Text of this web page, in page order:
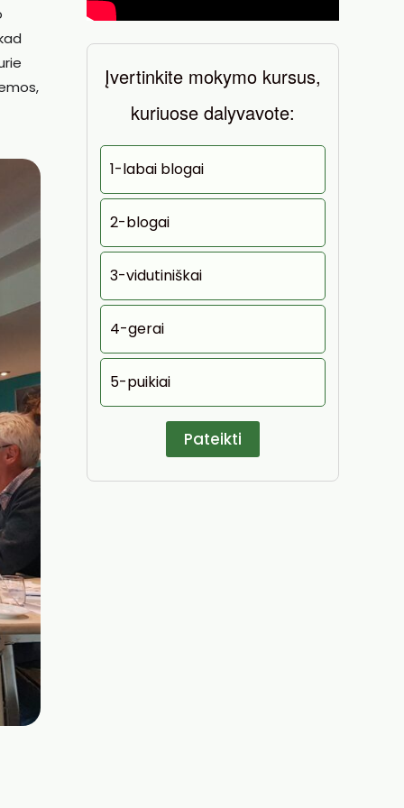
Įvertinkite mokymo kursus,
kuriuose dalyvavote:
1-labai blogai
2-blogai
3-vidutiniškai
4-gerai
5-puikiai